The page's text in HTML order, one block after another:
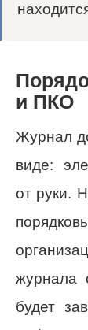
и ПКО
Журнал
виде:
от руки.
журнала
будет